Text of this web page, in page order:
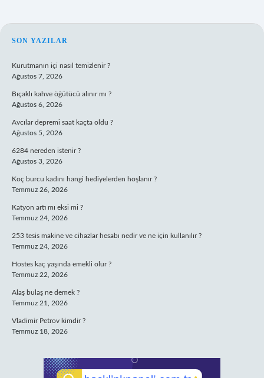
SIDEBAR
SON YAZILAR
Kurutmanın içi nasıl temizlenir ?
Ağustos 7, 2026
Bıçaklı kahve öğütücü alınır mı ?
Ağustos 6, 2026
Avcılar depremi saat kaçta oldu ?
Ağustos 5, 2026
6284 nereden istenir ?
Ağustos 3, 2026
Koç burcu kadını hangi hediyelerden hoşlanır ?
Temmuz 26, 2026
Katyon artı mı eksi mi ?
Temmuz 24, 2026
253 tesis makine ve cihazlar hesabı nedir ve ne için kullanılır ?
Temmuz 24, 2026
Hostes kaç yaşında emekli olur ?
Temmuz 22, 2026
Alaş bulaş ne demek ?
Temmuz 21, 2026
Vladimir Petrov kimdir ?
Temmuz 18, 2026